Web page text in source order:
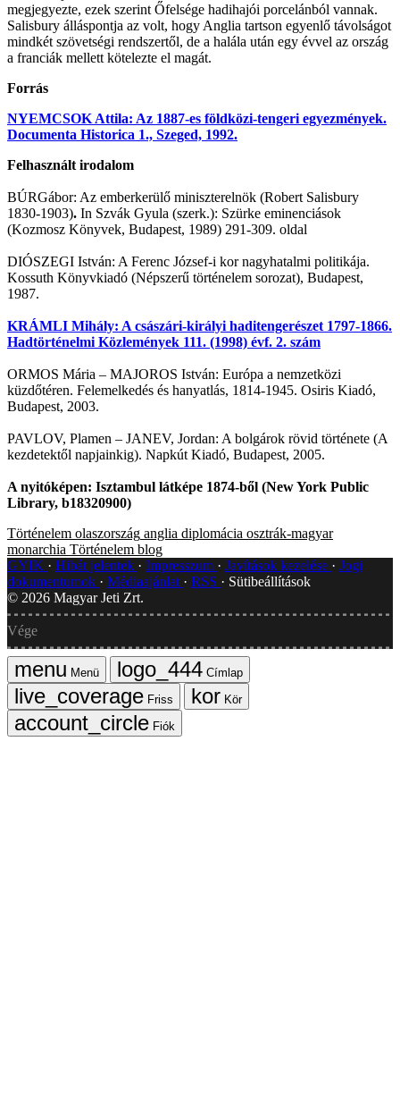
megjegyezte, ezek szerint Őfelsége hadihajói porcelánból vannak.
Salisbury álláspontja az volt, hogy Anglia tartson egyenlő távolságot
mindkét szövetségi rendszertől, de a halála után egy évvel az ország
a franciák mellett kötelezte el magát.
Forrás
NYEMCSOK Attila: Az 1887-es földközi-tengeri egyezmények.
Documenta Historica 1., Szeged, 1992.
Felhasznált irodalom
BÚRGábor: Az emberkerülő miniszterelnök (Robert Salisbury
1830-1903). In Szvák Gyula (szerk.): Szürke eminenciások
(Kozmosz Könyvek, Budapest, 1989) 291-309. oldal
DIÓSZEGI István: A Ferenc József-i kor nagyhatalmi politikája.
Kossuth Könyvkiadó (Népszerű történelem sorozat), Budapest,
1987.
KRÁMLI Mihály: A császári-királyi haditengerészet 1797-1866.
Hadtörténelmi Közlemények 111. (1998) évf. 2. szám
ORMOS Mária – MAJOROS István: Európa a nemzetközi
küzdőtéren. Felemelkedés és hanyatlás, 1814-1945. Osiris Kiadó,
Budapest, 2003.
PAVLOV, Plamen – JANEV, Jordan: A bolgárok rövid története (A
kezdetektől napjainkig). Napkút Kiadó, Budapest, 2005.
A nyitóképen: Isztambul látképe 1874-ből (New York Public
Library, b18320900)
Történelem olaszország anglia diplomácia osztrák-magyar
monarchia Történelem blog
GYIK
Hibát jelentek Impresszum Javítások kezelése
Jogi
dokumentumok
Médiaajánlat RSS
Sütibeállítások
© 2026 Magyar Jeti Zrt.
Vége
Menü
Címlap
Friss
Kör
Fiók